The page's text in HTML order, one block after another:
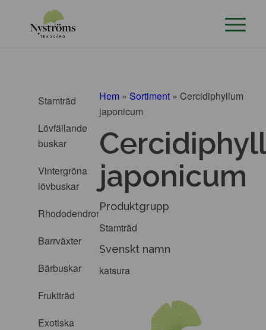
Stamträd
Lövfällande
buskar
Vintergröna
lövbuskar
Rhododendron
Barrväxter
Bärbuskar
Fruktträd
Exotiska
Hem » Sortiment » Cercidiphyllum
japonicum
japonicum
Produktgrupp
Stamträd
Svenskt namn
katsura